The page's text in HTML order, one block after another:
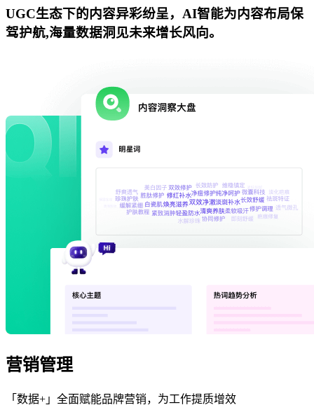
UGC生态下的内容异彩纷呈，AI智能为内容布局保
驾护航,海量数据洞见未来增长风向。
营销管理
「数据+」全面赋能品牌营销，为工作提质增效